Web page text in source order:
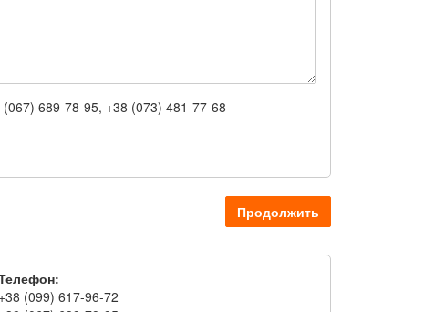
689-78-95, +38 (073) 481-77-68
Продолжить
+38 (099) 617-96-72